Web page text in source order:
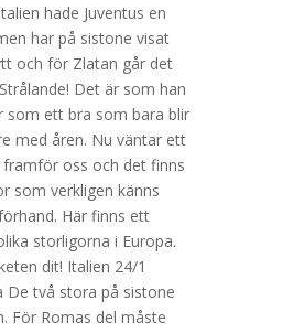
hade Juventus en
har på sistone visat
och för Zlatan går det
Det är som han
som ett bra som bara blir
med åren. Nu väntar ett
oss och det finns
som verkligen känns
Här finns ett
storligorna i Europa.
dit! Italien 24/1
De två stora på sistone
För Romas del måste